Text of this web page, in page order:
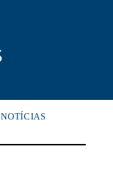
NOTÍCIAS